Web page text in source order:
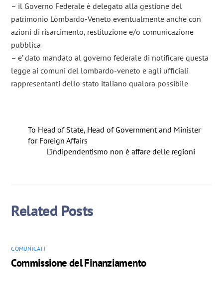
– il Governo Federale è delegato alla gestione del
patrimonio Lombardo-Veneto eventualmente anche con
azioni di risarcimento, restituzione e/o comunicazione
pubblica
– e’ dato mandato al governo federale di notificare questa
legge ai comuni del lombardo-veneto e agli ufficiali
rappresentanti dello stato italiano qualora possibile
To Head of State, Head of Government and Minister
for Foreign Affairs
L’indipendentismo non è affare delle regioni
Related Posts
COMUNICATI
Commissione del Finanziamento